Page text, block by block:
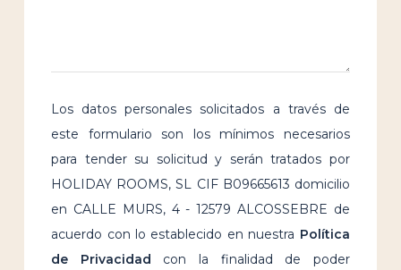
Los datos personales solicitados a través de
este formulario son los mínimos necesarios
para tender su solicitud y serán tratados por
HOLIDAY ROOMS, SL CIF B09665613 domicilio
en CALLE MURS, 4 - 12579 ALCOSSEBRE de
acuerdo con lo establecido en nuestra Política
de Privacidad con la finalidad de poder